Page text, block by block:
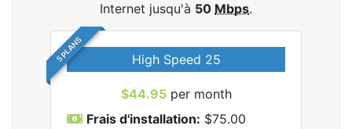
Internet jusqu'à 50 Mbps.
5 PLANS High Speed 25
$44.95per month
Frais d'installation: $75.00